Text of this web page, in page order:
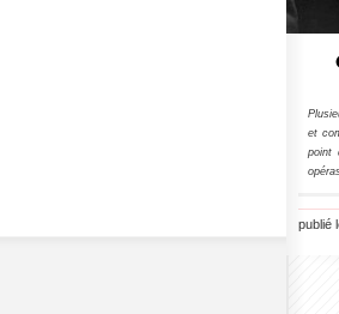
et
point
publié